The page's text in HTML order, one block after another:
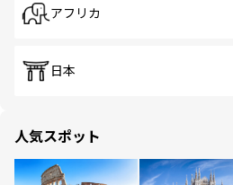
アフリカ
日本
人気スポット